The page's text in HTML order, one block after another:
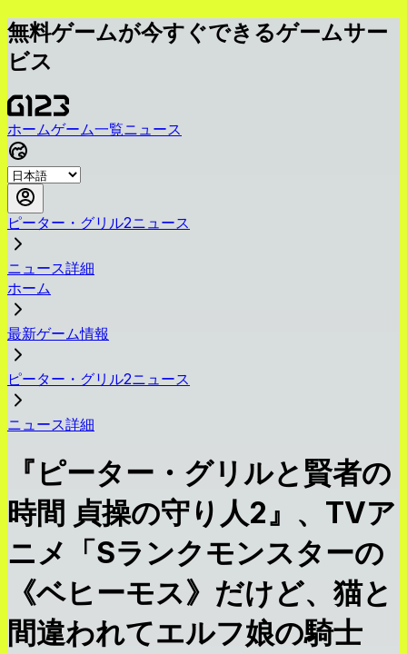
無料ゲームが今すぐできるゲームサー
ビス
ホームゲーム一覧ニュース
ピーター・グリル2ニュース
ニュース詳細
ホーム
最新ゲーム情報
ピーター・グリル2ニュース
ニュース詳細
『ピーター・グリルと賢者の
時間 貞操の守り人2』、TVア
ニメ「Sランクモンスターの
《ベヒーモス》だけど、猫と
間違われてエルフ娘の騎士